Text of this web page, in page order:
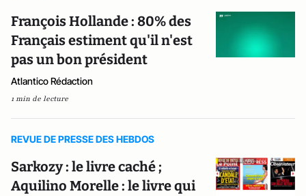
François Hollande : 80% des
Français estiment qu'il n'est
pas un bon président
Atlantico Rédaction
1 min de lecture
REVUE DE PRESSE DES HEBDOS
Sarkozy : le livre caché ;
Aquilino Morelle : le livre qui